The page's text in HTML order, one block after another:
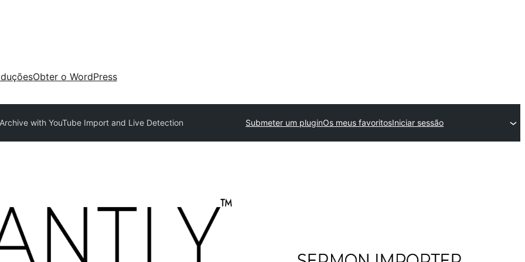
Obter o WordPress
with YouTube Import and Live Detection Submeter um pluginOs meus favoritosIniciar sessão